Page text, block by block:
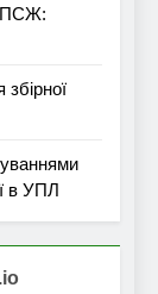
ПСЖ:
в УПЛ